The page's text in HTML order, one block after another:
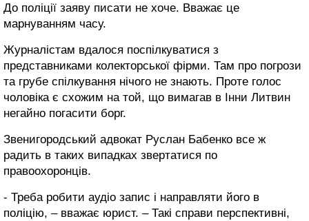
До поліції заяву писати не хоче. Вважає це
марнуванням часу.
Журналістам вдалося поспілкуватися з
представниками колекторської фірми. Там про погрози
та грубе спілкування нічого не знають. Проте голос
чоловіка є схожим на той, що вимагав в Інни Литвин
негайно погасити борг.
Звенигородський адвокат Руслан Бабенко все ж
радить в таких випадках звертатися по
правоохоронців.
- Треба робити аудіо запис і направляти його в
поліцію, – вважає юрист. – Такі справи перспективні,